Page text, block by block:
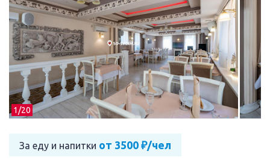
1/20
За еду и напитки от 3500 ₽/чел